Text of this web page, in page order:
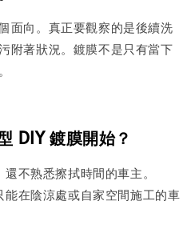
面向。真正要觀察的是後續洗
附著狀況。鍍膜不是只有當下
DIY 鍍膜開始？
不熟悉擦拭時間的車主。
在陰涼處或自家空間施工的車